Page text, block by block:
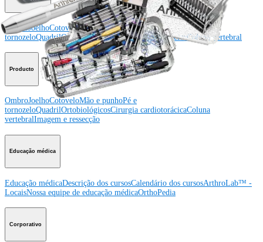
OmbroJoelhoCotoveloMão e punhoPé e
tornozeloQuadrilOrtobiológicosCirurgia cardiotorácicaColuna vertebral
Producto
OmbroJoelhoCotoveloMão e punhoPé e
tornozeloQuadrilOrtobiológicosCirurgia cardiotorácicaColuna
vertebralImagem e ressecção
Educação médica
Educação médicaDescrição dos cursosCalendário dos cursosArthroLab™ -
LocaisNossa equipe de educação médicaOrthoPedia
Corporativo